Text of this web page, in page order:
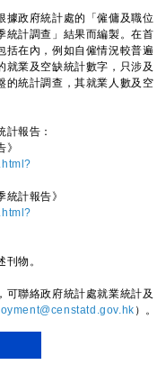
政府統計處的「僱傭及職位
統計調查」結果而編製。在首
括在內，例如自僱情況較普遍
就業及空缺統計數字，只涉及
的統計調查，其就業人數及空
報告：
計報告》
物。
聯絡政府統計處就業統計及
）。